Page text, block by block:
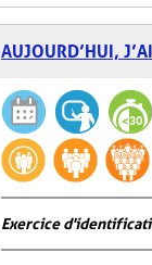
AUJOURD’HUI,
Exercice